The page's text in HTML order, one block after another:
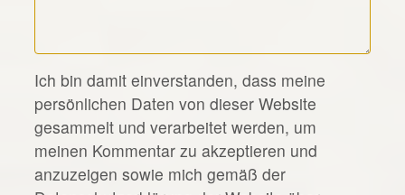
*
Ich bin damit einverstanden, dass meine
persönlichen Daten von dieser Website
gesammelt und verarbeitet werden, um
meinen Kommentar zu akzeptieren und
anzuzeigen sowie mich gemäß der